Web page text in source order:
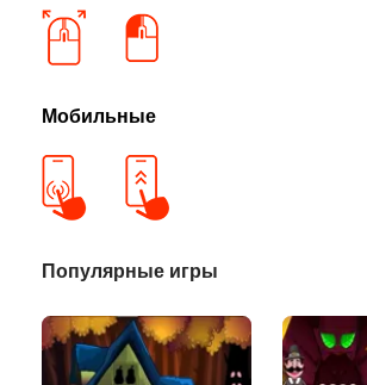
Мобильные
Популярные игры